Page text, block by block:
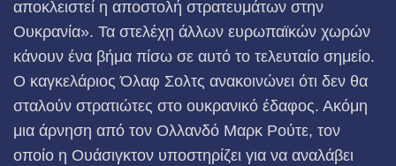
αποκλειστεί η αποστολή στρατευμάτων στην
Ουκρανία». Τα στελέχη άλλων ευρωπαϊκών χωρών
κάνουν ένα βήμα πίσω σε αυτό το τελευταίο σημείο.
Ο καγκελάριος Όλαφ Σολτς ανακοινώνει ότι δεν θα
σταλούν στρατιώτες στο ουκρανικό έδαφος. Ακόμη
μια άρνηση από τον Ολλανδό Mαρκ Ρούτε, τον
οποίο η Ουάσιγκτον υποστηρίζει για να αναλάβει